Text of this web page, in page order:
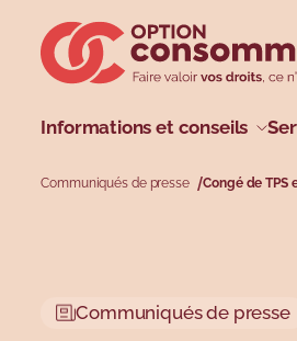
Menu
Informations et conseils
Profils
Types
Communiqués de presse Congé de
Communiqués de presse